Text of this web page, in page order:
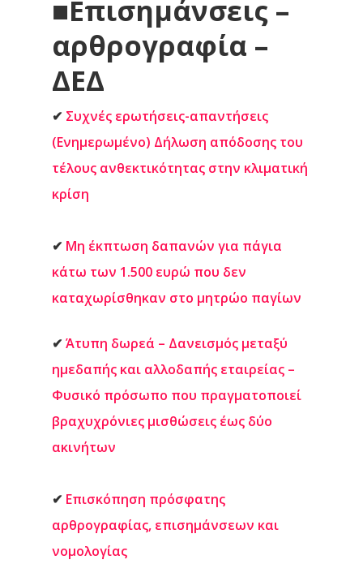
■Επισημάνσεις –
αρθρογραφία –
ΔΕΔ
✔ Συχνές ερωτήσεις-απαντήσεις
(Ενημερωμένο) Δήλωση απόδοσης του
τέλους ανθεκτικότητας στην κλιματική
κρίση
✔ Μη έκπτωση δαπανών για πάγια
κάτω των 1.500 ευρώ που δεν
καταχωρίσθηκαν στο μητρώο παγίων
✔ Άτυπη δωρεά – Δανεισμός μεταξύ
ημεδαπής και αλλοδαπής εταιρείας –
Φυσικό πρόσωπο που πραγματοποιεί
βραχυχρόνιες μισθώσεις έως δύο
ακινήτων
✔ Επισκόπηση πρόσφατης
αρθρογραφίας, επισημάνσεων και
νομολογίας